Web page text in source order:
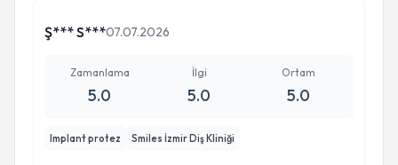
Ş*** S***07.07.2026
Zamanlama
5.0
İlgi
5.0
Ortam
5.0
Implant protez Smiles İzmir Diş Kliniği